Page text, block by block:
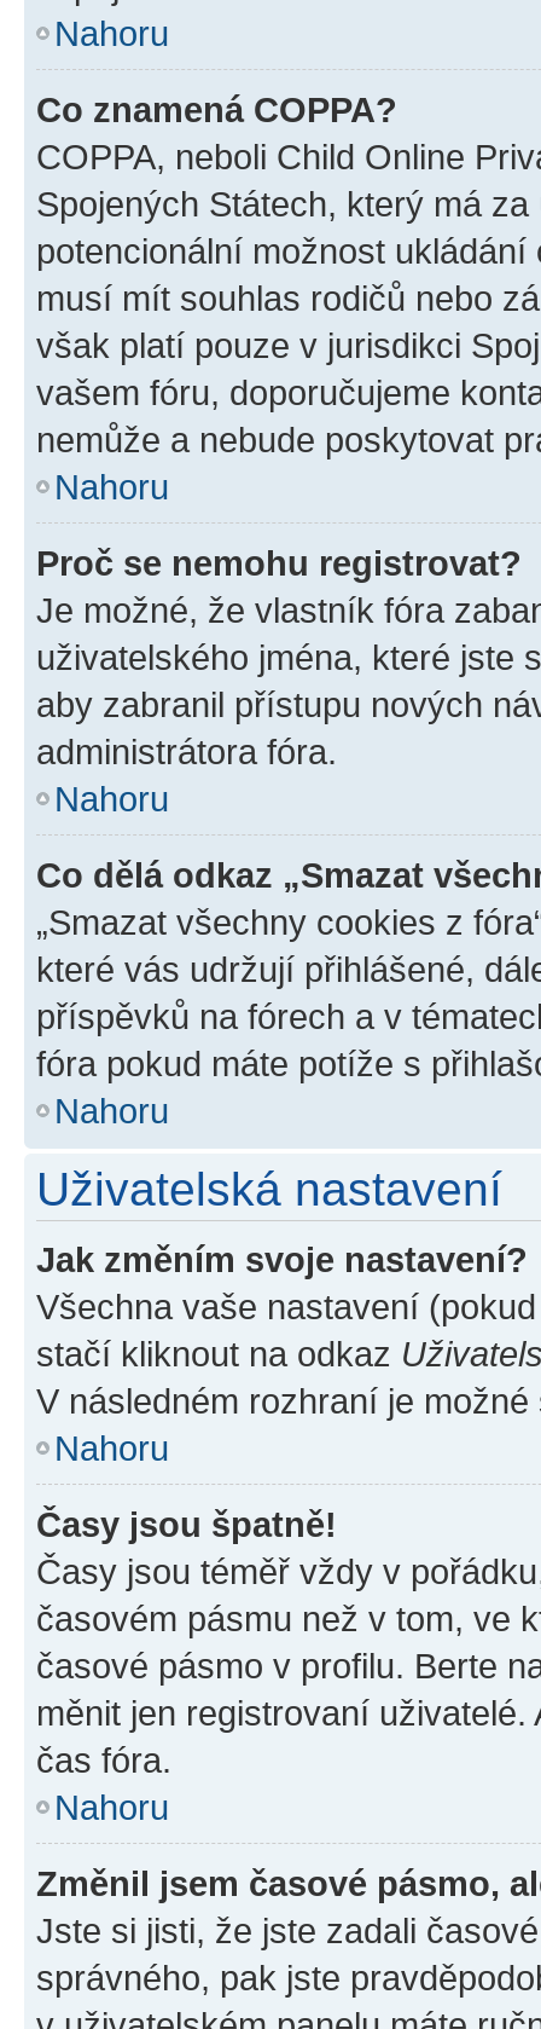
Nahoru
Co znamená COPPA?
COPPA, neboli Child Online
Spojených Státech, který má
potencionální možnost
musí mít souhlas rodičů nebo
však platí pouze v jurisdikci
vašem fóru, doporučujeme
nemůže a nebude poskytovat
Nahoru
Proč se nemohu registrovat?
Je možné, že vlastník fóra
uživatelského jména, které jste
aby zabranil přístupu nových
administrátora fóra.
Nahoru
Co dělá odkaz „Smazat
„Smazat všechny cookies z
které vás udržují přihlášené,
příspěvků na fórech a v
fóra pokud máte potíže s
Nahoru
Uživatelská nastavení
Jak změním svoje nastavení?
Všechna vaše nastavení
stačí kliknout na odkaz
V následném rozhraní je
Nahoru
Časy jsou špatně!
Časy jsou téměř vždy v
časovém pásmu než v tom, ve
časové pásmo v profilu. Berte
měnit jen registrovaní
čas fóra.
Nahoru
Změnil jsem časové pásmo,
Jste si jisti, že jste zadali
správného, pak jste